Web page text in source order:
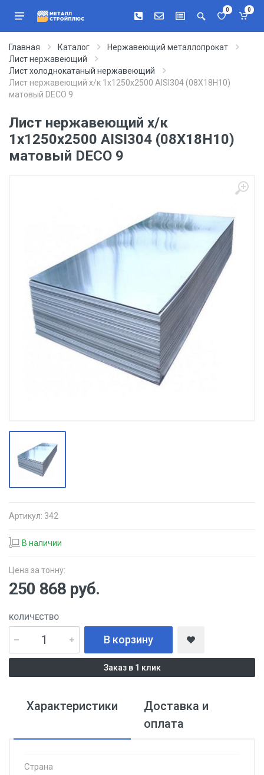
0 0
Главная Каталог
Нержавеющий металлопрокат
Лист нержавеющий
Лист холоднокатаный нержавеющий
Лист нержавеющий х/к 1х1250х2500 AISI304 (08Х18Н10)
матовый DECO 9
Лист нержавеющий х/к
1х1250х2500 AISI304 (08Х18Н10)
матовый DECO 9
Артикул: 342
В наличии
Цена за тонну:
250 868 руб.
КОЛИЧЕСТВО
В корзину
Заказ в 1 клик
Характеристики
Доставка и
оплата
Страна